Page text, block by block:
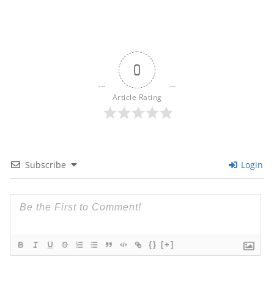
0
Article Rating
Subscribe Login
{} [+]